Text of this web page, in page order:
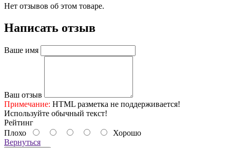
Нет отзывов об этом товаре.
Написать отзыв
Ваше имя
Ваш отзыв
Примечание: HTML разметка не поддерживается!
Используйте обычный текст!
Рейтинг
Плохо
Хорошо
Вернуться